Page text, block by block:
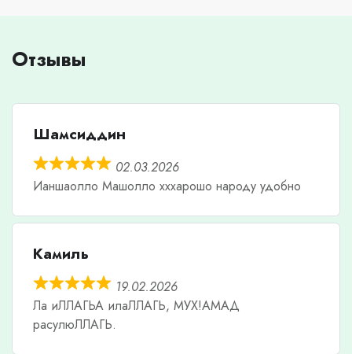
Отзывы
Шамсиддин
02.03.2026
Ианшаолло Машолло хххарошо народу удобно
Камиль
19.02.2026
Ла иЛЛАГЬА илаЛЛАГЬ, МУХ!АМАД
расулюЛЛАГЬ.